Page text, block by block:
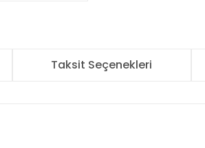
Taksit Seçenekleri